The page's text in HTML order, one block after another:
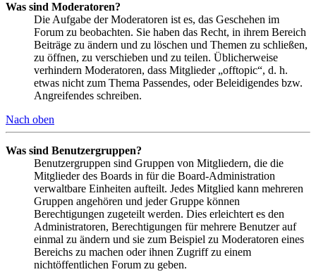
Was sind Moderatoren?
Die Aufgabe der Moderatoren ist es, das Geschehen im
Forum zu beobachten. Sie haben das Recht, in ihrem Bereich
Beiträge zu ändern und zu löschen und Themen zu schließen,
zu öffnen, zu verschieben und zu teilen. Üblicherweise
verhindern Moderatoren, dass Mitglieder „offtopic“, d. h.
etwas nicht zum Thema Passendes, oder Beleidigendes bzw.
Angreifendes schreiben.
Nach oben
Was sind Benutzergruppen?
Benutzergruppen sind Gruppen von Mitgliedern, die die
Mitglieder des Boards in für die Board-Administration
verwaltbare Einheiten aufteilt. Jedes Mitglied kann mehreren
Gruppen angehören und jeder Gruppe können
Berechtigungen zugeteilt werden. Dies erleichtert es den
Administratoren, Berechtigungen für mehrere Benutzer auf
einmal zu ändern und sie zum Beispiel zu Moderatoren eines
Bereichs zu machen oder ihnen Zugriff zu einem
nichtöffentlichen Forum zu geben.